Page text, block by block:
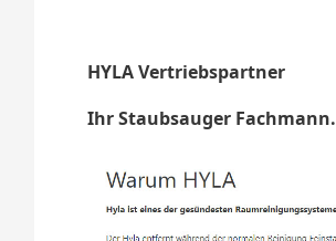
HYLA Vertriebspartner
Ihr Staubsauger Fachmann.